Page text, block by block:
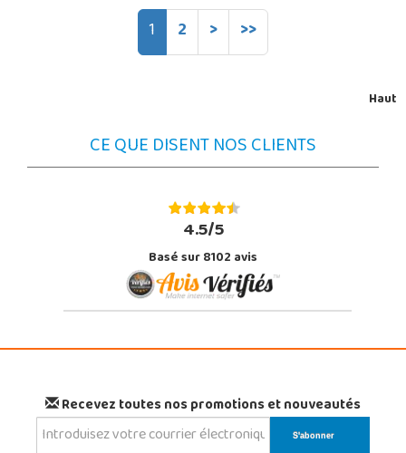
1 2 > >>
Haut
CE QUE DISENT NOS CLIENTS
4.5/5
Basé sur 8102 avis
Recevez toutes nos promotions et nouveautés